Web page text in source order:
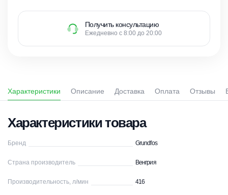
Получить консультацию
Ежедневно с 8:00 до 20:00
Характеристики Описание Доставка Оплата Отзывы
Характеристики товара
Бренд Grundfos
Страна производитель Венгрия
Производительность, л/мин 416